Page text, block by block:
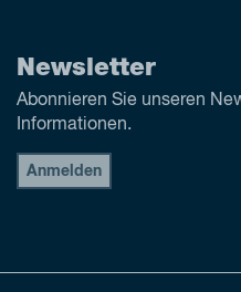
Newsletter
Abonnieren Sie unseren
Informationen.
Anmelden